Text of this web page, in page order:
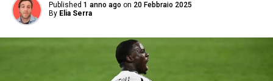
Published 1 anno ago on 20 Febbraio 2025
By Elia Serra